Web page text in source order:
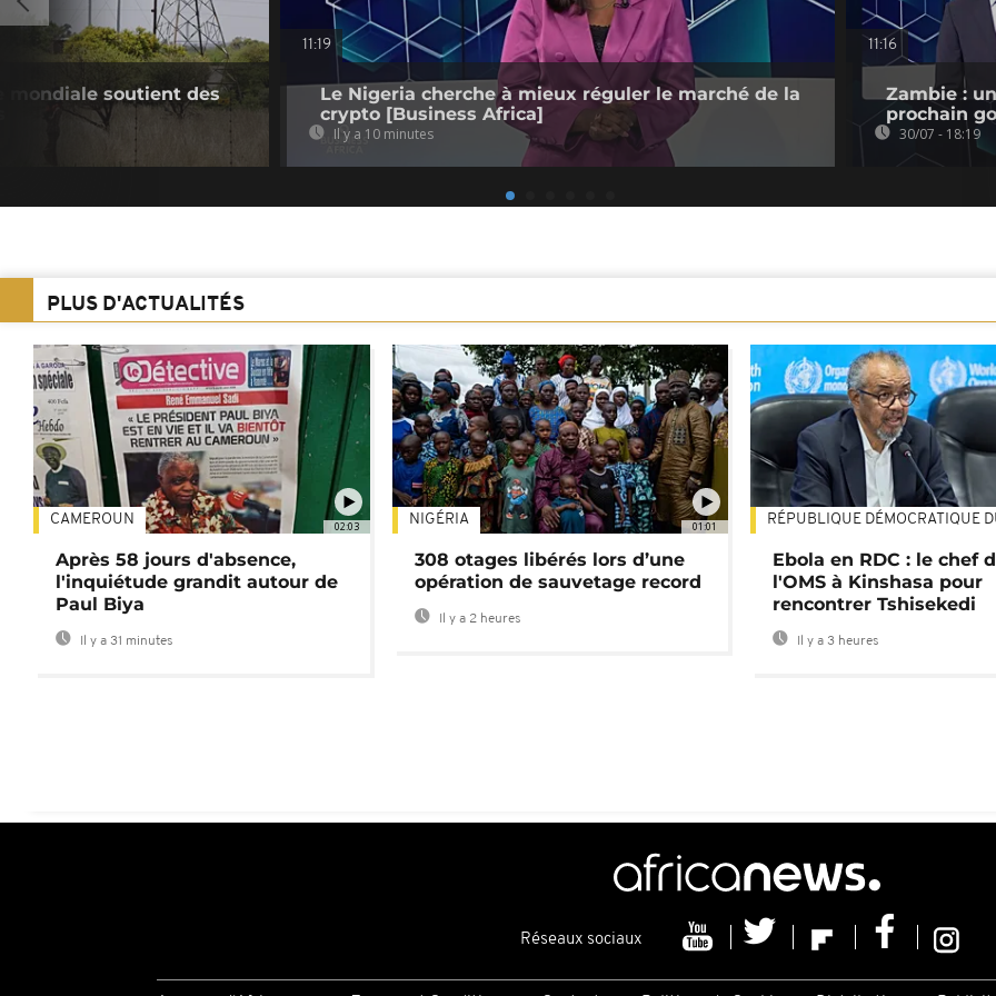
mondiale soutient des
11:19
Le Nigeria cherche à mieux réguler le marché de la
crypto [Business Africa]
Il y a 10 minutes
11:16
Zambie :
prochain
30/07 - 18:19
PLUS D'ACTUALITÉS
02:03
CAMEROUN
Après 58 jours d'absence,
l'inquiétude grandit autour de
Paul Biya
Il y a 31 minutes
01:01
NIGÉRIA
308 otages libérés lors d’une
opération de sauvetage record
Il y a 2 heures
RÉPUBLIQUE DÉMOCRATIQUE
Ebola en RDC : le chef
l'OMS à Kinshasa pour
rencontrer Tshisekedi
Il y a 3 heures
Réseaux sociaux